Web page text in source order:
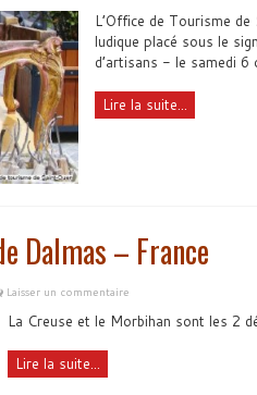
L’Office de Tourisme
ludique placé sous le
d’artisans - le samedi
Lire la suite...
Dalmas – France
Laisser un commentaire
La Creuse et le Morbihan sont les 2
Lire la suite...